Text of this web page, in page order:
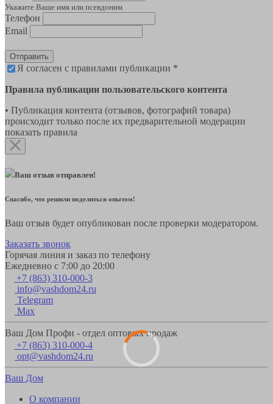
Укажите Ваше имя или псевдоним
Телефон
Email
Отправить
Я согласен с правилами публикации *
Правила публикации пользовательского контента
• Публикация контента (отзывов, фотографий товара)
происходит только после их предварительной модерации
показать правила
Ваш отзыв отправлен!
Спасибо, что решили поделиться опытом!
Ваш отзыв будет опубликован после проверки модератором.
Заказать звонок
Горячая линия и заказ по телефону
Ежедневно с 7:00 до 20:00
+7 (863) 310-000-3
info@vashdom24.ru
Telegram
Max
Ваш Дом Профи - отдел оптовых продаж
+7 (863) 310-000-4
opt@vashdom24.ru
Ваш Дом
О компании